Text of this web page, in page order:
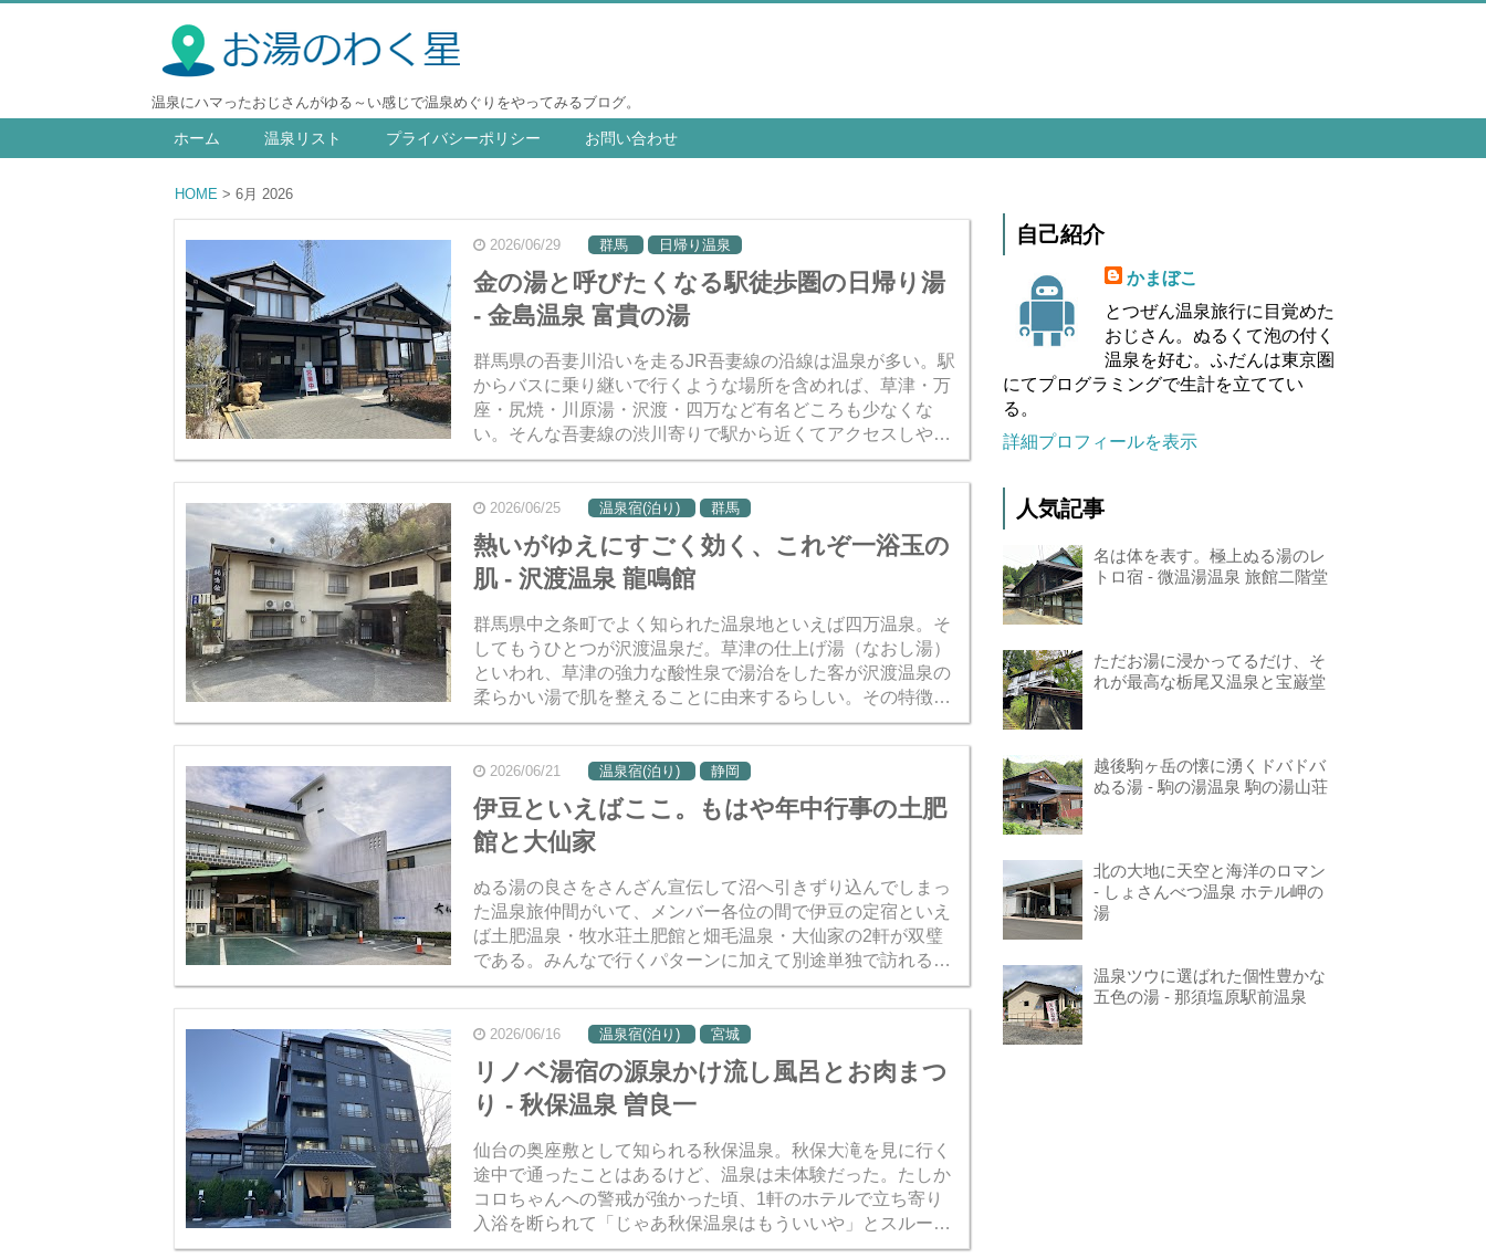
温泉にハマったおじさんがゆる～い感じで温泉めぐりをやってみるブログ。
ホーム 温泉リスト プライバシーポリシー お問い合わせ
HOME 6月 2026
2026/06/29 群馬 日帰り温泉
金の湯と呼びたくなる駅徒歩圏の日帰り湯
- 金島温泉 富貴の湯
群馬県の吾妻川沿いを走るJR吾妻線の沿線は温泉が多い。駅
からバスに乗り継いで行くような場所を含めれば、草津・万
座・尻焼・川原湯・沢渡・四万など有名どころも少なくな
い。そんな吾妻線の渋川寄りで駅から近くてアクセスしやす
い温泉施設があった。日帰り専門ですけどね。それが金島温
泉・富貴の...
2026/06/25 温泉宿(泊り) 群馬
熱いがゆえにすごく効く、これぞ一浴玉の
肌 - 沢渡温泉 龍鳴館
群馬県中之条町でよく知られた温泉地といえば四万温泉。そ
してもうひとつが沢渡温泉だ。草津の仕上げ湯（なおし湯）
といわれ、草津の強力な酸性泉で湯治をした客が沢渡温泉の
柔らかい湯で肌を整えることに由来するらしい。その特徴か
ら「一浴玉の肌」とも称される。 温度が熱めだということは
知ってい...
2026/06/21 温泉宿(泊り) 静岡
伊豆といえばここ。もはや年中行事の土肥
館と大仙家
ぬる湯の良さをさんざん宣伝して沼へ引きずり込んでしまっ
た温泉旅仲間がいて、メンバー各位の間で伊豆の定宿といえ
ば土肥温泉・牧水荘土肥館と畑毛温泉・大仙家の2軒が双璧
である。みんなで行くパターンに加えて別途単独で訪れるメ
ンバーもいるほどだ。 1年前の冬にも土肥館→大仙家の2泊3
日をや...
2026/06/16 温泉宿(泊り) 宮城
リノベ湯宿の源泉かけ流し風呂とお肉まつ
り - 秋保温泉 曽良一
仙台の奥座敷として知られる秋保温泉。秋保大滝を見に行く
途中で通ったことはあるけど、温泉は未体験だった。たしか
コロちゃんへの警戒が強かった頃、1軒のホテルで立ち寄り
入浴を断られて「じゃあ秋保温泉はもういいや」とスルーし
たのだった。 その後はなかなかタイミングが合わず、特に宿
自己紹介
かまぼこ
とつぜん温泉旅行に目覚めた
おじさん。ぬるくて泡の付く
温泉を好む。ふだんは東京圏
にてプログラミングで生計を立ててい
る。
詳細プロフィールを表示
人気記事
名は体を表す。極上ぬる湯のレ
トロ宿 - 微温湯温泉 旅館二階堂
ただお湯に浸かってるだけ、そ
れが最高な栃尾又温泉と宝巌堂
越後駒ヶ岳の懐に湧くドバドバ
ぬる湯 - 駒の湯温泉 駒の湯山荘
北の大地に天空と海洋のロマン
- しょさんべつ温泉 ホテル岬の
湯
温泉ツウに選ばれた個性豊かな
五色の湯 - 那須塩原駅前温泉